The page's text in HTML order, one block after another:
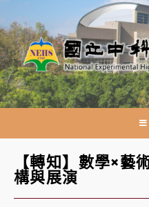
轉
至
主
要
內
【轉知】數學×藝
構與展演